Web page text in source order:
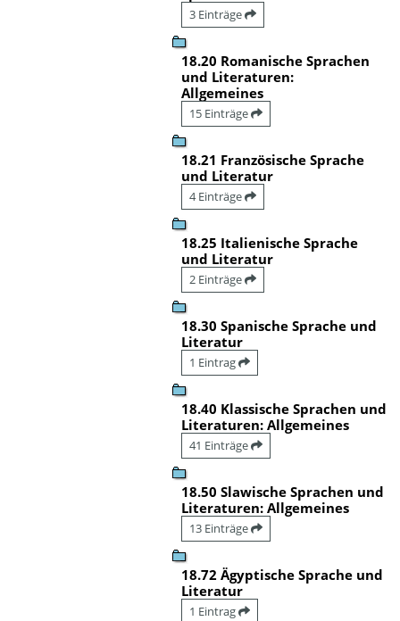
3 Einträge
18.20 Romanische Sprachen
und Literaturen:
Allgemeines
15 Einträge
18.21 Französische Sprache
und Literatur
4 Einträge
18.25 Italienische Sprache
und Literatur
2 Einträge
18.30 Spanische Sprache und
Literatur
1 Eintrag
18.40 Klassische Sprachen und
Literaturen: Allgemeines
41 Einträge
18.50 Slawische Sprachen und
Literaturen: Allgemeines
13 Einträge
18.72 Ägyptische Sprache und
Literatur
1 Eintrag